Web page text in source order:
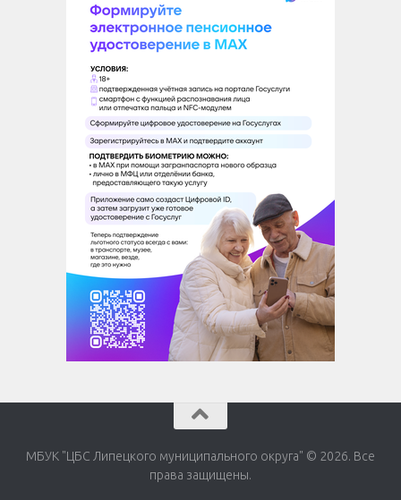
МБУК "ЦБС Липецкого муниципального округа" © 2026. Все
права защищены.